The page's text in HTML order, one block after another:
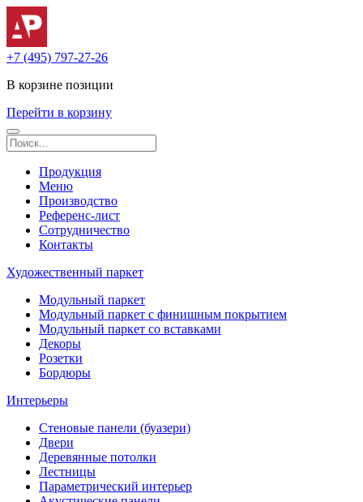
+7 (495) 797-27-26
В корзине позиции
Перейти в корзину
Продукция
Меню
Производство
Референс-лист
Сотрудничество
Контакты
Художественный паркет
Модульный паркет
Модульный паркет с финишным покрытием
Модульный паркет со вставками
Декоры
Розетки
Бордюры
Интерьеры
Стеновые панели (буазери)
Двери
Деревянные потолки
Лестницы
Параметрический интерьер